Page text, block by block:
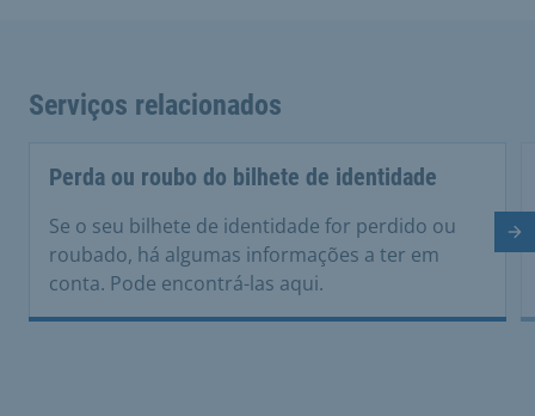
Serviços relacionados
Perda ou roubo do bilhete de identidade
Se o seu bilhete de identidade for perdido ou
roubado, há algumas informações a ter em
conta. Pode encontrá-las aqui.